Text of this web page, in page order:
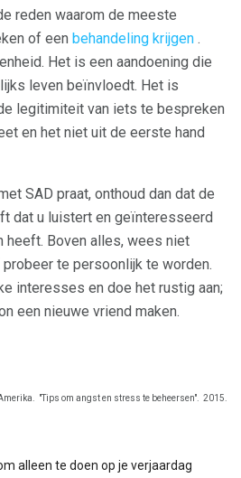
reden waarom de meeste
of een behandeling krijgen .
Het is een aandoening die
leven beïnvloedt. Het is
legitimiteit van iets te bespreken
en het niet uit de eerste hand
SAD praat, onthoud dan dat de
dat u luistert en geïnteresseerd
heeft. Boven alles, wees niet
te persoonlijk te worden.
interesses en doe het rustig aan;
een nieuwe vriend maken.
"Tips om angst en stress te beheersen". 2015.
alleen te doen op je verjaardag